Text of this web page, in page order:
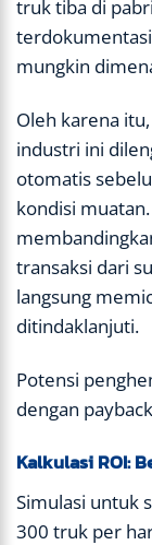
truk tiba di
mungkin
Oleh karena
industri ini
otomatis
kondisi
transaksi dari
langsung
ditindaklanjuti.
Potensi
dengan
Kalkulasi ROI:
Simulasi untuk
300 truk per